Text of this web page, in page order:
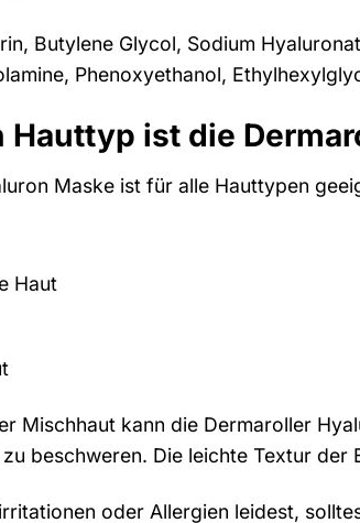
Butylene Glycol, Sodium
Phenoxyethanol,
Hauttyp ist die
Maske ist für alle Hauttypen
Haut
Mischhaut kann die Dermaroller
beschweren. Die leichte Textur
oder Allergien leidest,